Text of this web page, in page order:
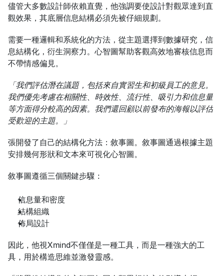
儘管大多數設計師依賴直覺，他強調要使設計對觀眾達到直
觀效果，其底層信息結構必須先被仔細規劃。
需要一種邏輯和系統化的方法，從主題選擇到數據研究，信
息結構化，衍生洞察力。心智圖幫助客觀高效地審核信息而
不帶情感偏見。
「我們評估潛在議題，包括來自實習生和初級員工的意見。
我們優先考慮在相關性、時效性、流行性、吸引力和信息量
等方面得分較高的因素。我們還回顧以前發布的海報以評估
受歡迎的主題。」
張開發了自己的結構化方法：敘事圖。敘事圖通過根據主題
安排幾何形狀和文本來可視化心智圖。
敘事圖遵循三個關鍵步驟：
信息量和密度
結構組織
佈局設計
因此，他視Xmind不僅僅是一種工具，而是一種強大的工
具，用於構造思維並激發靈感。